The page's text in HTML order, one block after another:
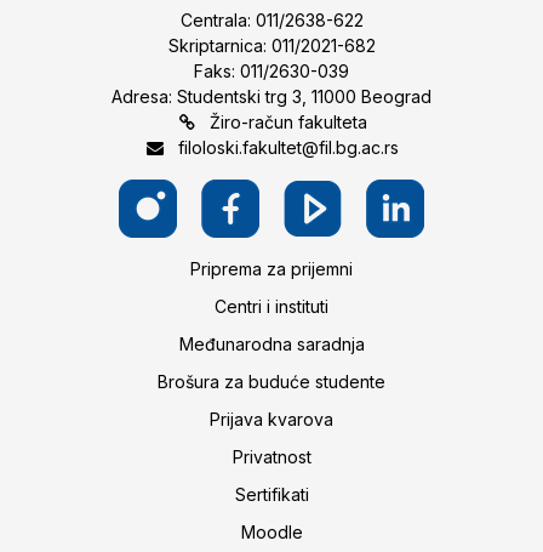
Centrala: 011/2638-622
Skriptarnica: 011/2021-682
Faks: 011/2630-039
Adresa: Studentski trg 3, 11000 Beograd
Žiro-račun fakulteta
filoloski.fakultet@fil.bg.ac.rs
Priprema za prijemni
Centri i instituti
Međunarodna saradnja
Brošura za buduće studente
Prijava kvarova
Privatnost
Sertifikati
Moodle